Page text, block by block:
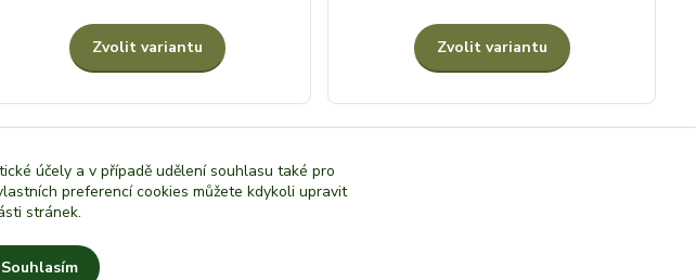
Zvolit variantu Zvolit variantu
účely a v případě udělení souhlasu také pro
preferencí cookies můžete kdykoli upravit
stránek.
Souhlasím